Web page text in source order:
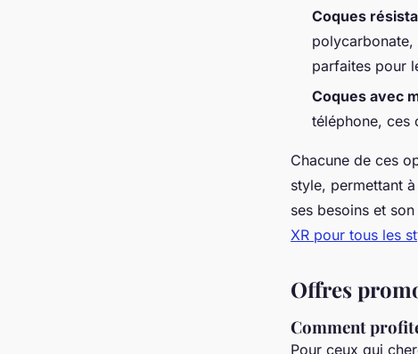
Coques
parfaites pour
Coques avec
téléphone, ces
Chacune de ces
style, permettant
ses besoins et
XR pour tous les
Offres
Comment
Pour ceux qui